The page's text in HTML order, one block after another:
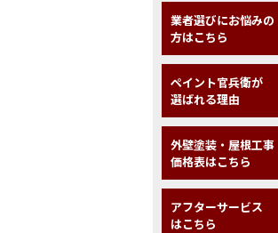
業者選びにお悩みの
方はこちら
ペイント官兵衛が
選ばれる理由
外壁塗装・屋根工事
価格表はこちら
アフターサービス
はこちら